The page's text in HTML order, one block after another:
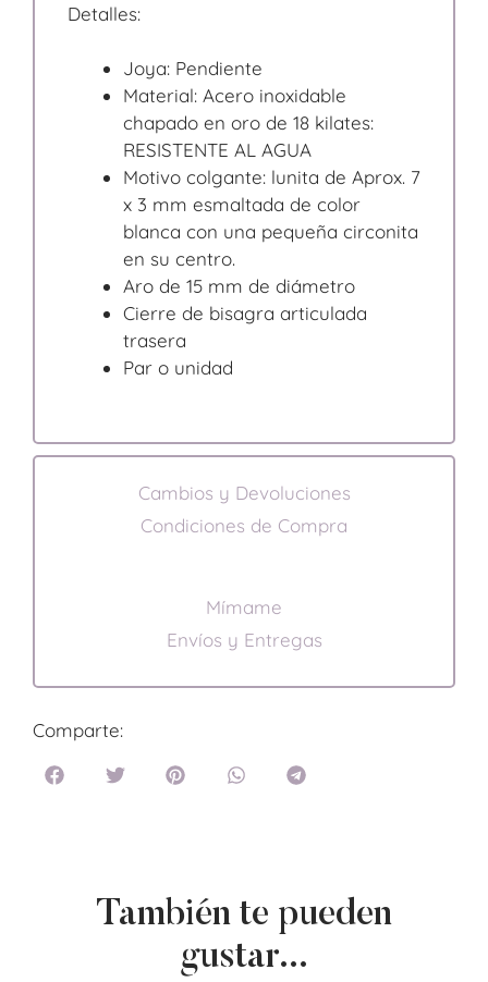
Detalles:
Joya: Pendiente
Material: Acero inoxidable
chapado en oro de 18 kilates:
RESISTENTE AL AGUA
Motivo colgante: lunita de Aprox. 7
x 3 mm esmaltada de color
blanca con una pequeña circonita
en su centro.
Aro de 15 mm de diámetro
Cierre de bisagra articulada
trasera
Par o unidad
Cambios y Devoluciones
Condiciones de Compra
Mímame
Envíos y Entregas
Comparte:
También te pueden
gustar...